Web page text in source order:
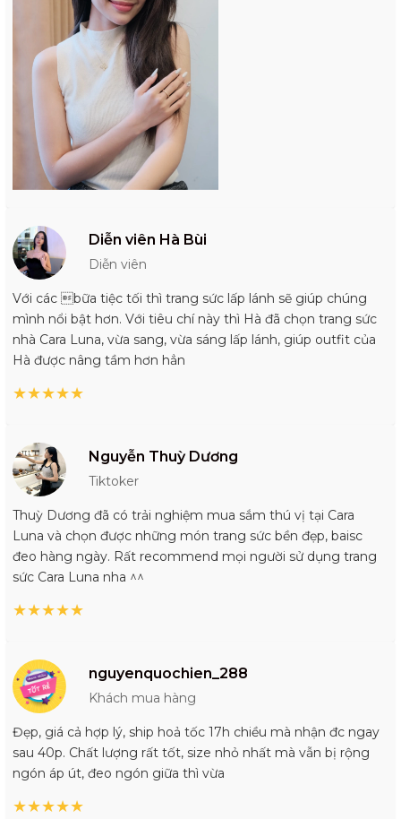
Diễn viên Hà Bùi
Diễn viên
Với các bữa tiệc tối thì trang sức lấp lánh sẽ giúp chúng
mình nổi bật hơn. Với tiêu chí này thì Hà đã chọn trang sức
nhà Cara Luna, vừa sang, vừa sáng lấp lánh, giúp outfit của
Hà được nâng tầm hơn hẳn
★★★★★
Nguyễn Thuỳ Dương
Tiktoker
Thuỳ Dương đã có trải nghiệm mua sắm thú vị tại Cara
Luna và chọn được những món trang sức bền đẹp, baisc
đeo hàng ngày. Rất recommend mọi người sử dụng trang
sức Cara Luna nha ^^
★★★★★
nguyenquochien_288
Khách mua hàng
Đẹp, giá cả hợp lý, ship hoả tốc 17h chiều mà nhận đc ngay
sau 40p. Chất lượng rất tốt, size nhỏ nhất mà vẫn bị rộng
ngón áp út, đeo ngón giữa thì vừa
★★★★★